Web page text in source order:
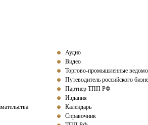
Аудио
Видео
Торгово-промышленные
Путеводитель российского
Партнер ТППРФ
Издания
Календарь
Справочник